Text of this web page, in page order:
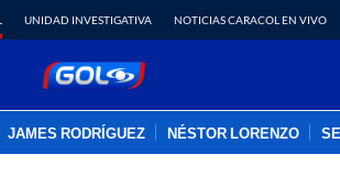
UNIDAD INVESTIGATIVA NOTICIAS CARACOL EN VIVO
JAMES RODRÍGUEZ NÉSTOR LORENZO